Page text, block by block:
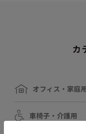
カ
オフィス・家庭
車椅子・介護用